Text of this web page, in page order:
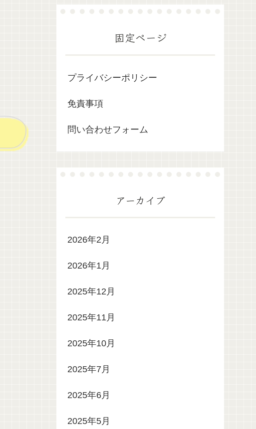
固定ページ
プライバシーポリシー
免責事項
問い合わせフォーム
アーカイブ
2026年2月
2026年1月
2025年12月
2025年11月
2025年10月
2025年7月
2025年6月
2025年5月